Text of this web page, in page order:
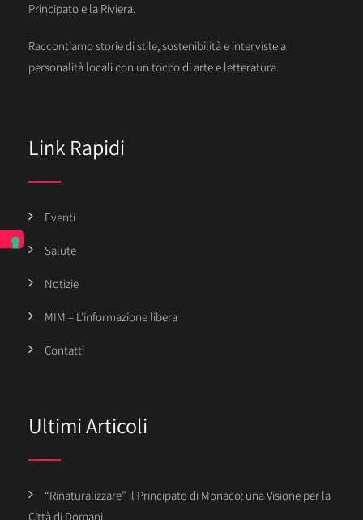
Principato e la Riviera.
Raccontiamo storie di stile, sostenibilità e interviste a
personalità locali con un tocco di arte e letteratura.
Link Rapidi
Eventi
Salute
Notizie
MIM – L’informazione libera
Contatti
Ultimi Articoli
“Rinaturalizzare” il Principato di Monaco: una Visione per la
Città di Domani